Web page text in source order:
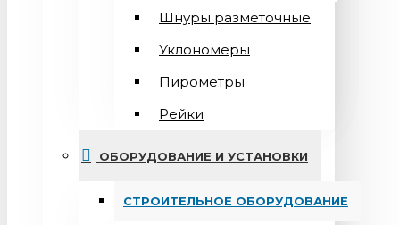
Шнуры разметочные
Уклономеры
Пирометры
Рейки
ОБОРУДОВАНИЕ И УСТАНОВКИ
СТРОИТЕЛЬНОЕ ОБОРУДОВАНИЕ